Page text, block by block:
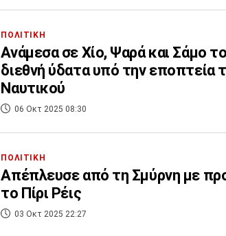
ΠΟΛΙΤΙΚΗ
Ανάμεσα σε Χίο, Ψαρά και Σάμο το
διεθνή ύδατα υπό την εποπτεία
Ναυτικού
06 Οκτ 2025 08:30
ΠΟΛΙΤΙΚΗ
Απέπλευσε από τη Σμύρνη με
το Πίρι Ρέις
03 Οκτ 2025 22:27